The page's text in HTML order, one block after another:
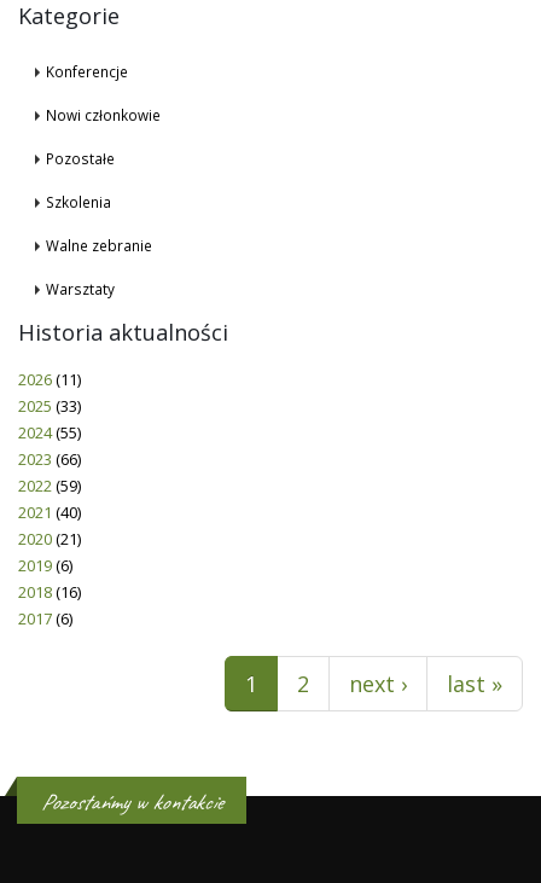
Kategorie
Konferencje
Nowi członkowie
Pozostałe
Szkolenia
Walne zebranie
Warsztaty
Historia aktualności
2026(11)
2025 (33)
2024(55)
2023 (66)
2022(59)
2021 (40)
2020(21)
2019(6)
2018(16)
2017(6)
1 2 next › last »
Pozostańmy w kontakcie